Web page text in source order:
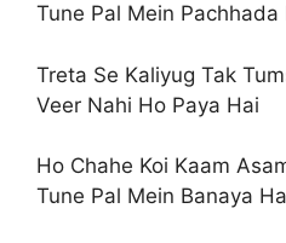
Tune Pal Mein Pachhada
Treta Se Kaliyug Tak
Veer Nahi Ho Paya Hai
Ho Chahe Koi Kaam
Tune Pal Mein Banaya